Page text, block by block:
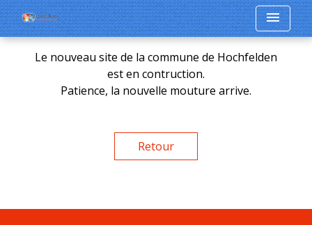
menu
Le nouveau site de la commune de Hochfelden
est en contruction.
Patience, la nouvelle mouture arrive.
Retour